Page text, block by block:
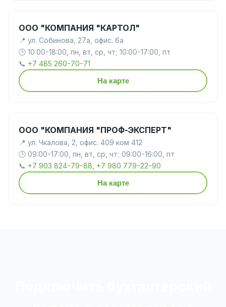
ООО "КОМПАНИЯ "КАРТОЛ"
📍 ул. Собинова, 27а, офис. 6а
🕒 10:00-18:00, пн, вт, ср, чт; 10:00-17:00, пт
📞 +7 485 260-70-71
На карте
ООО "КОМПАНИЯ "ПРОФ-ЭКСПЕРТ"
📍 ул. Чкалова, 2, офис. 409 ком 412
🕒 09:00-17:00, пн, вт, ср, чт; 09:00-16:00, пт
📞 +7 903 824-79-88, +7 980 779-22-90
На карте